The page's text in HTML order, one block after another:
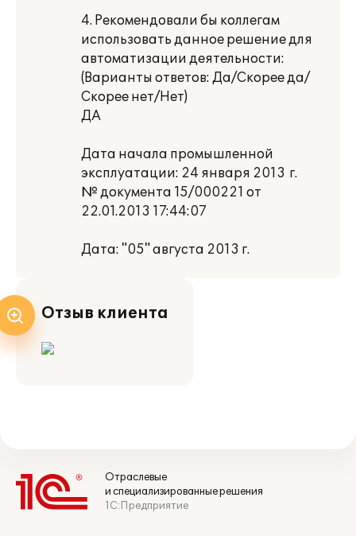
4. Рекомендовали бы коллегам
использовать данное решение для
автоматизации деятельности:
(Варианты ответов: Да/Скорее да/
Скорее нет/Нет)
ДА
Дата начала промышленной
эксплуатации: 24 января 2013 г.
№ документа 15/000221 от
22.01.2013 17:44:07
Дата: "05" августа 2013 г.
Отзыв клиента
Отраслевые
и специализированные решения
1С:Предприятие